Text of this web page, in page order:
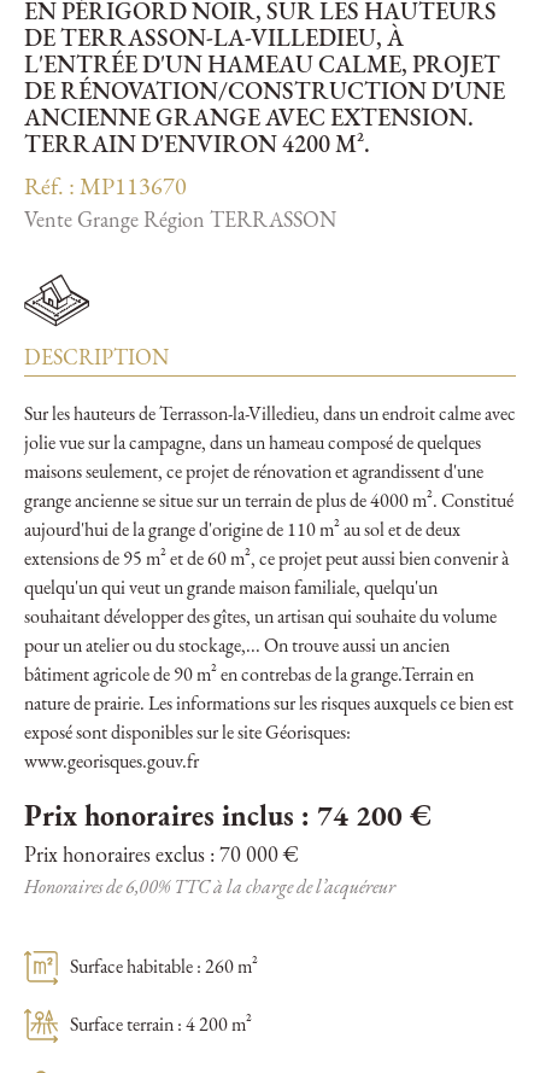
EN PÉRIGORD NOIR, SUR LES HAUTEURS
DE TERRASSON-LA-VILLEDIEU, À
L'ENTRÉE D'UN HAMEAU CALME, PROJET
DE RÉNOVATION/CONSTRUCTION D'UNE
ANCIENNE GRANGE AVEC EXTENSION.
TERRAIN D'ENVIRON 4200 M².
Réf. : MP113670
Vente Grange Région TERRASSON
DESCRIPTION
Sur les hauteurs de Terrasson-la-Villedieu, dans un endroit calme avec
jolie vue sur la campagne, dans un hameau composé de quelques
maisons seulement, ce projet de rénovation et agrandissent d'une
grange ancienne se situe sur un terrain de plus de 4000 m². Constitué
aujourd'hui de la grange d'origine de 110 m² au sol et de deux
extensions de 95 m² et de 60 m², ce projet peut aussi bien convenir à
quelqu'un qui veut un grande maison familiale, quelqu'un
souhaitant développer des gîtes, un artisan qui souhaite du volume
pour un atelier ou du stockage,... On trouve aussi un ancien
bâtiment agricole de 90 m² en contrebas de la grange.Terrain en
nature de prairie. Les informations sur les risques auxquels ce bien est
exposé sont disponibles sur le site Géorisques:
www.georisques.gouv.fr
Prix honoraires inclus : 74 200 €
Prix honoraires exclus : 70 000 €
Honoraires de 6,00% TTC à la charge de l’acquéreur
Surface habitable : 260 m²
Surface terrain : 4 200 m²